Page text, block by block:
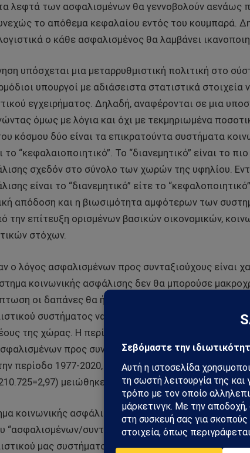
τα λεφτά των ασφαλισμένων θα γεννοβολούν αενάως
το απόθεμα κεφαλαίου εντός του κουμπαρά.
ο κάθε ασφαλισμένος θα λαμβάνει
υπόσχεται μια μεταρρυθμιστική πολιτική στο
υπουργοί με αδιάσειστα στατιστικά στοιχεία
εγχειρήματος. Δηλαδή, αναφέρονται σε μια
όμως με λόγια και όχι με τεκμηριωμένα
κόσμου δύο είναι τα επικρατούντα συστήματα
το “κεφαλαιοποιητικό”. Το “διανεμητικό” είναι το
σχεδόν στο σύνολο των χωρών της υφηλίου.
είναι το “διανεμητικό” είτε το
απόδοση και η βιωσιμότητα αμφότερων των
την επίτευξη ορισμένων βασικών οικονομικών,
στόχων.
ο λόγος ασφαλισμένων προς συνταξιούχους είναι
κοινωνικής ασφάλισης δεν θα μπορούσε
οι δαπάνες θα ήταν μεγαλύτερες των εσόδων,
συστήματος να χρηματοδοτείτο με δανεισμό,
της χώρας. Η περίπτωση της Ελλάδας είναι
προς συνταξιούχους σημειώνει συνεχώς
περίοδο 1977-2020, ο λόγος ασφαλισμένων προς
μειώθηκε σε 1,55 (3.852.100/
κοινωνικής ασφάλισης στη χώρα μας είχε
“ασφαλισμένων/συνταξιούχων” είχε ως δραματικό
μας συστήματος το 2020 να διαμορφωθεί σε -